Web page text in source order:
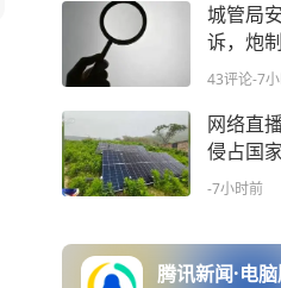
城管局
诉，炮
办结后
报：相
43评论-7
网络直
侵占国
-7小时前
腾讯新闻·电